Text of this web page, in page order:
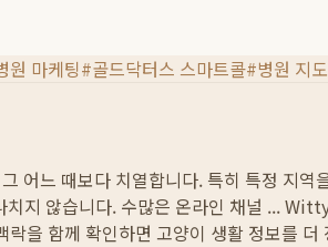
원 마케팅#골드닥터스 스마트콜#병원 지
어느 때보다 치열합니다. 특히 특정 지
지 않습니다. 수많은 온라인 채널 ...Witty
을 함께 확인하면 고양이 생활 정보를